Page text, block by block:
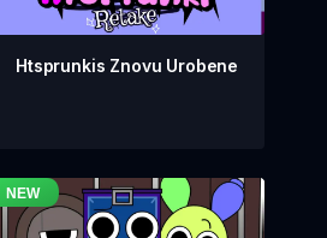
Htsprunkis Znovu Urobene